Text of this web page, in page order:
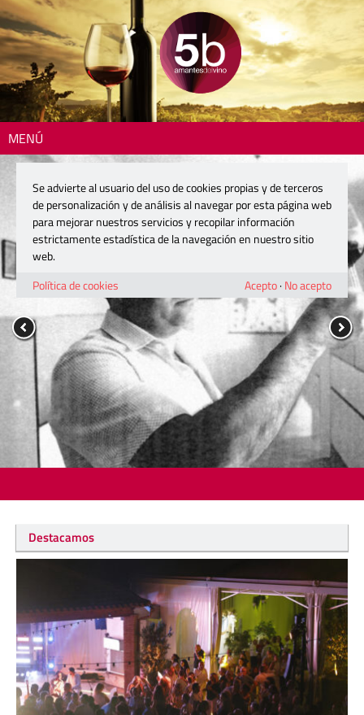
MENÚ
Destacamos
Se advierte al usuario del uso de cookies propias y de terceros
de personalización y de análisis al navegar por esta página web
para mejorar nuestros servicios y recopilar información
estrictamente estadística de la navegación en nuestro sitio
web.
Política de cookies
Acepto· No acepto